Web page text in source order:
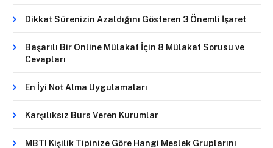
Dikkat Sürenizin Azaldığını Gösteren 3 Önemli İşaret
Başarılı Bir Online Mülakat İçin 8 Mülakat Sorusu ve
Cevapları
En İyi Not Alma Uygulamaları
Karşılıksız Burs Veren Kurumlar
MBTI Kişilik Tipinize Göre Hangi Meslek Gruplarını